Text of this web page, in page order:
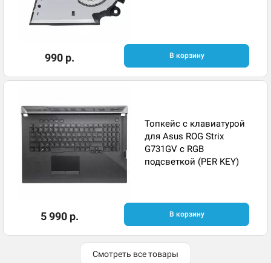
990 р. В корзину
Топкейс с клавиатурой
для Asus ROG Strix
G731GV с RGB
подсветкой (PER KEY)
5 990 р. В корзину
Смотреть все товары